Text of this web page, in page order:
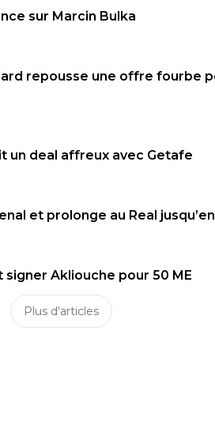
tu insultes les excréments ..
Répondre
l'hopital que se fou de la charité
sur Marcin Bulka
repousse une offre fourbe
un deal affreux avec Getafe
et prolonge au Real
signer Akliouche pour 50 ME
Plus d'articles